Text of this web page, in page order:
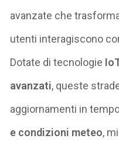
avanzate che
utenti interagiscono
Dotate di tecnologie
avanzati, queste
aggiornamenti in
e condizioni meteo,